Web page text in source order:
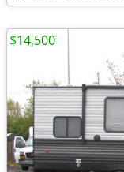
$14,500